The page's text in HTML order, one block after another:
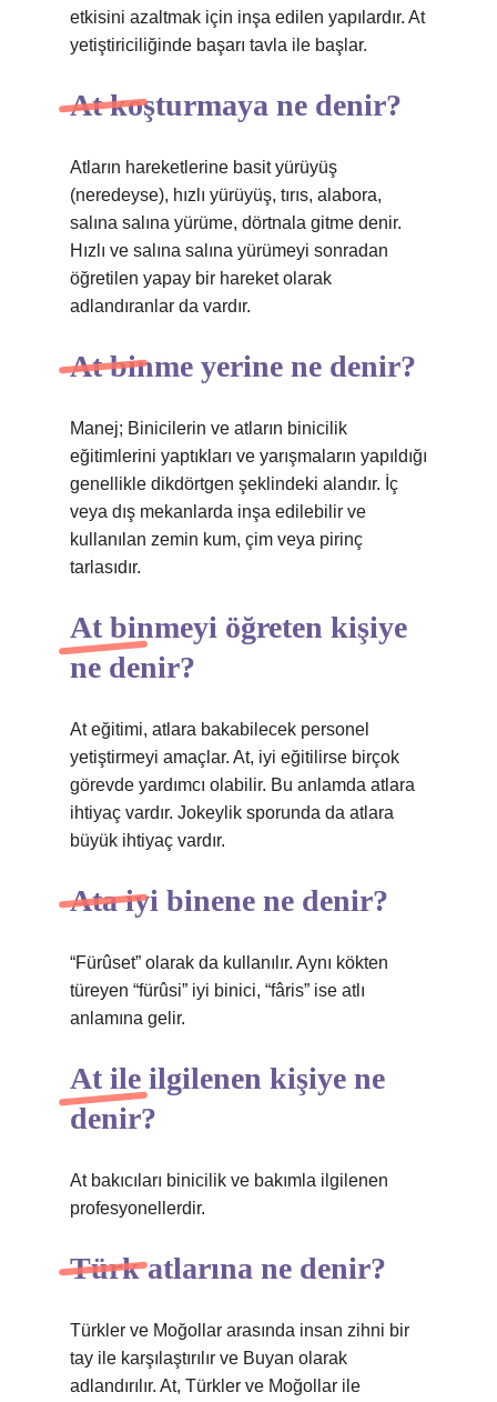
etkisini azaltmak için inşa edilen yapılardır. At
yetiştiriciliğinde başarı tavla ile başlar.
At koşturmaya ne denir?
Atların hareketlerine basit yürüyüş
(neredeyse), hızlı yürüyüş, tırıs, alabora,
salına salına yürüme, dörtnala gitme denir.
Hızlı ve salına salına yürümeyi sonradan
öğretilen yapay bir hareket olarak
adlandıranlar da vardır.
At binme yerine ne denir?
Manej; Binicilerin ve atların binicilik
eğitimlerini yaptıkları ve yarışmaların yapıldığı
genellikle dikdörtgen şeklindeki alandır. İç
veya dış mekanlarda inşa edilebilir ve
kullanılan zemin kum, çim veya pirinç
tarlasıdır.
At binmeyi öğreten kişiye
ne denir?
At eğitimi, atlara bakabilecek personel
yetiştirmeyi amaçlar. At, iyi eğitilirse birçok
görevde yardımcı olabilir. Bu anlamda atlara
ihtiyaç vardır. Jokeylik sporunda da atlara
büyük ihtiyaç vardır.
Ata iyi binene ne denir?
“Fürûset” olarak da kullanılır. Aynı kökten
türeyen “fürûsi” iyi binici, “fâris” ise atlı
anlamına gelir.
At ile ilgilenen kişiye ne
denir?
At bakıcıları binicilik ve bakımla ilgilenen
profesyonellerdir.
Türk atlarına ne denir?
Türkler ve Moğollar arasında insan zihni bir
tay ile karşılaştırılır ve Buyan olarak
adlandırılır. At, Türkler ve Moğollar ile